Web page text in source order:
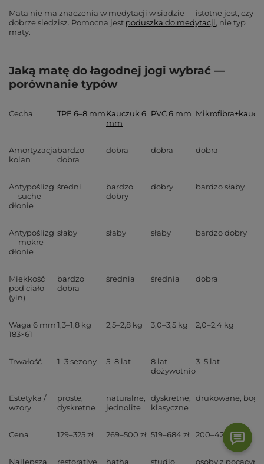
Mata nie ma znaczenia w medytacji w siadzie — istotne jest, czy
dobrze siedzisz. Pomocna jest poduszka do medytacji, nie typ
maty.
Jaką matę do łagodnej jogi wybrać —
porównanie typów
Cecha TPE 6–8 mmKauczuk 6
mm
PVC 6 mm
Amortyzacja
kolan
bardzo
dobra
dobra dobra dobra
Antypoślizg
— suche
dłonie
średni
bardzo
dobry
dobry bardzo słaby
Antypoślizg
— mokre
dłonie
słaby słaby słaby bardzo dobry
Miękkość
pod ciało
(yin)
bardzo
dobra
średnia średnia dobra
Waga 6 mm
183×61
1,3–1,8 kg 2,5–2,8 kg 3,0–3,5 kg 2,0–2,4 kg
Trwałość 1–3 sezony 5–8 lat
8 lat –
dożywotnio
3–5 lat
Estetyka /
wzory
proste,
dyskretne
naturalne,
jednolite
dyskretne,
klasyczne
drukowane,
Cena 129–325 zł 269–500 zł 519–684 zł 200–429 zł
Najlepsza restorative, hatha, studio osoby z pocącymi